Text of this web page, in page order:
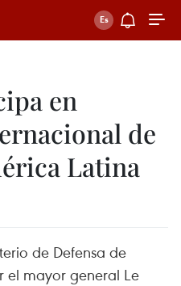
en
de
Latina
de Defensa de
el mayor general Le